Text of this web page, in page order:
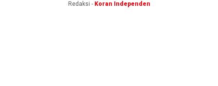
Redaksi -Koran Independen